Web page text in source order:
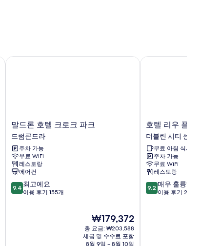
말
드
론
호
텔
크
로
크
파
말드론 호텔 크로크 파크
드럼콘드라
주차 가능
무료 WiFi
레스토랑
에어컨
10
점
9.4 최고예요
이용 후기 155개
현
재
요
금
₩179,372
총 요금: ₩203,588
세금 및 수수료 포함
8월 9일 ~ 8월 10일
말드론 호텔 크로크 파크
호
텔
리
우
플
라
자
더
그
호텔 리우 플라자 더
더블린 시티 센터
무료 아침 식사
주차 가능
무료 WiFi
레스토랑
10
점
9.2 매우 훌륭해요
이용 후기 2,277개
호텔 리우 플라자 더 그